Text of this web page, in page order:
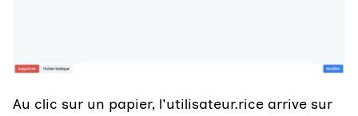
Au clic sur un papier, l'utilisateur.rice arrive sur